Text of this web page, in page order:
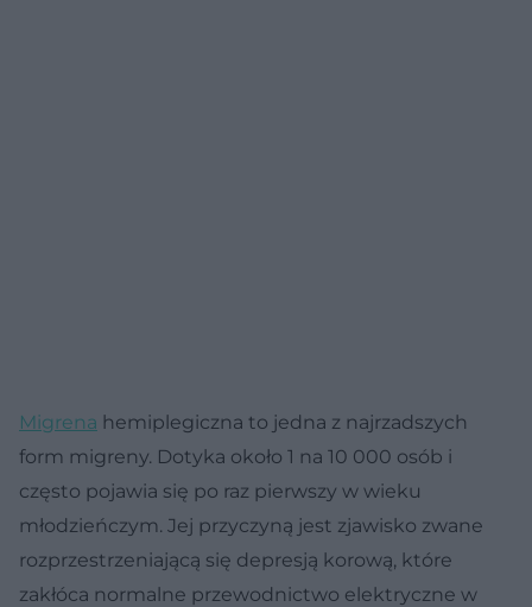
Migrena hemiplegiczna to jedna z najrzadszych
form migreny. Dotyka około 1 na 10 000 osób i
często pojawia się po raz pierwszy w wieku
młodzieńczym. Jej przyczyną jest zjawisko zwane
rozprzestrzeniającą się depresją korową, które
zakłóca normalne przewodnictwo elektryczne w